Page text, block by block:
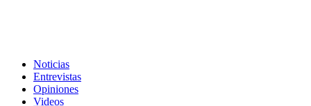
Noticias
Entrevistas
Opiniones
Videos